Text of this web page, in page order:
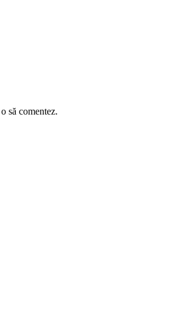
să comentez.